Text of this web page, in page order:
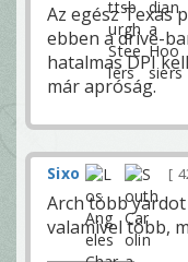
Az egész Texas
ebben a drive-
hatalmas DPI
már apróság.
Sixo
Arch több
valamivel több,